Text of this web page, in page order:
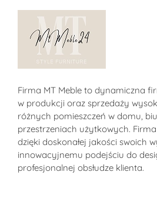
Firma MT Meble to dynamiczna
w produkcji oraz sprzedaży
różnych pomieszczeń w domu,
przestrzeniach użytkowych.
dzięki doskonałej jakości swoich
innowacyjnemu podejściu do
profesjonalnej obsłudze klienta.